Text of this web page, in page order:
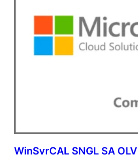
WinSvrCAL SNGL SA